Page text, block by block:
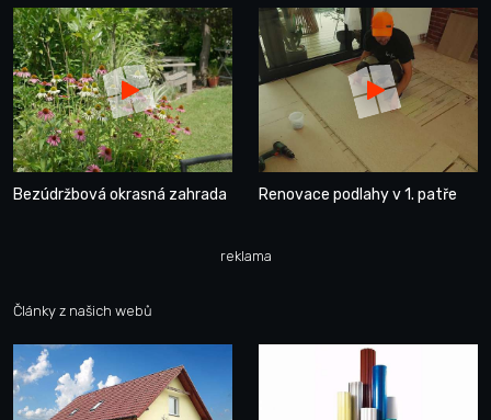
Bezúdržbová okrasná zahrada Renovace podlahy v 1. patře
reklama
Články z našich webů